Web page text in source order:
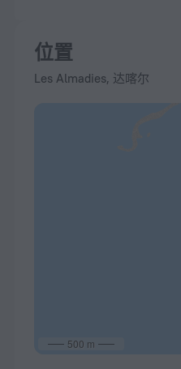
位置
Les Almadies, 达喀尔
500 m